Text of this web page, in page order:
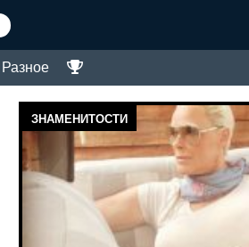
Разное
ЗНАМЕНИТОСТИ